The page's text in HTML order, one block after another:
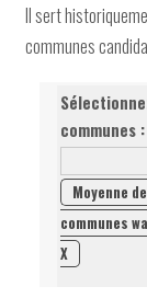
Il sert
communes
communes :
Moyenne
communes
X